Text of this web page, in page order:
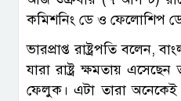
কমিশনিং ডে ও ফেলোশিপ
ভারপ্রাপ্ত রাষ্ট্রপতি বলেন,
যারা রাষ্ট্র ক্ষমতায়
ফেলুক। এটা তারা অনেকেই